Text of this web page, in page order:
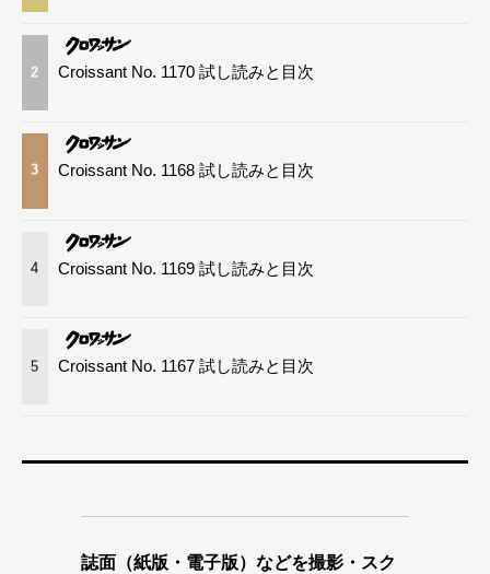
2 Croissant No. 1170 試し読みと目次
3 Croissant No. 1168 試し読みと目次
4 Croissant No. 1169 試し読みと目次
5 Croissant No. 1167 試し読みと目次
誌面（紙版・電子版）などを撮影・スク